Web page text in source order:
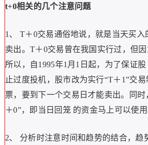
t+0相关的几个注意问题
1、 T＋0交易通俗地说，就是当天买入
卖出。T＋0交易曾在我国实行过，但因
所以，自1995年1月1日起，为了保证
止过度投机，股市改为实行“T＋1”交
票，要到下一个交易日才能卖出。同
＋0”，即当日回笼 的资金马上可以使用
2、 分析时注意时间和趋势的结合，趋